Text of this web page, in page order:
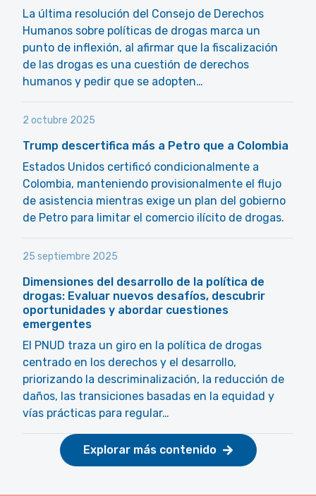
La última resolución del Consejo de Derechos
Humanos sobre políticas de drogas marca un
punto de inflexión, al afirmar que la fiscalización
de las drogas es una cuestión de derechos
humanos y pedir que se adopten…
2 octubre 2025
Trump descertifica más a Petro que a Colombia
Estados Unidos certificó condicionalmente a
Colombia, manteniendo provisionalmente el flujo
de asistencia mientras exige un plan del gobierno
de Petro para limitar el comercio ilícito de drogas.
25 septiembre 2025
Dimensiones del desarrollo de la política de
drogas: Evaluar nuevos desafíos, descubrir
oportunidades y abordar cuestiones
emergentes
El PNUD traza un giro en la política de drogas
centrado en los derechos y el desarrollo,
priorizando la descriminalización, la reducción de
daños, las transiciones basadas en la equidad y
vías prácticas para regular…
Explorar más contenido